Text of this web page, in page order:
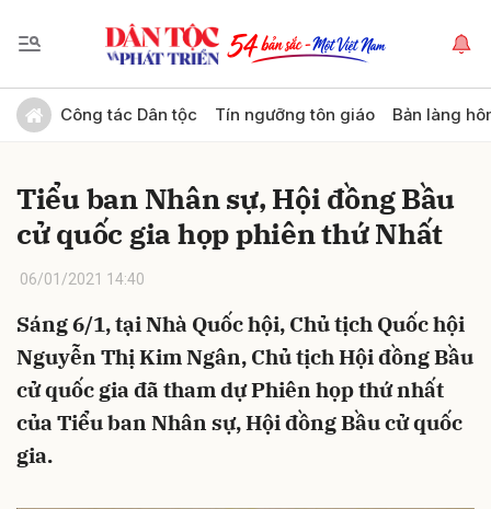
Công tác Dân tộc Tín ngưỡng tôn giáo Bản làng
Tiểu ban Nhân sự, Hội đồng Bầu
cử quốc gia họp phiên thứ Nhất
06/01/2021 14:40
Sáng 6/1, tại Nhà Quốc hội, Chủ tịch Quốc hội
Nguyễn Thị Kim Ngân, Chủ tịch Hội đồng Bầu
cử quốc gia đã tham dự Phiên họp thứ nhất
của Tiểu ban Nhân sự, Hội đồng Bầu cử quốc
gia.
Gửi bình luận
Hủy Gửi